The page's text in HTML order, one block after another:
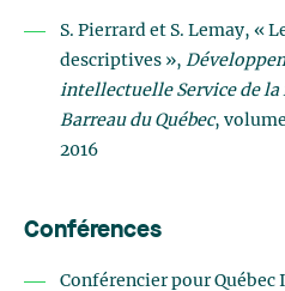
S. Pierrard et S. Lemay, «
descriptives »,
intellectuelle Service de
Barreau du Québec,
2016
Conférences
Conférencier pour